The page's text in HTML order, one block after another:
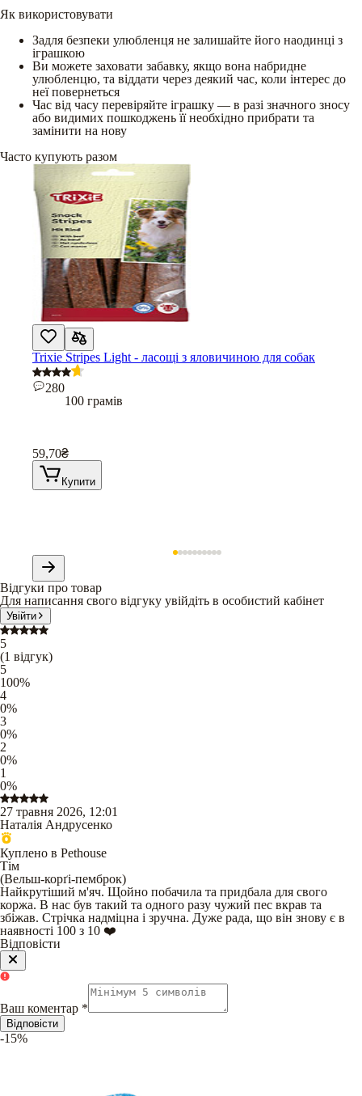
Як використовувати
Задля безпеки улюбленця не залишайте його наодинці з
іграшкою
Ви можете заховати забавку, якщо вона набридне
улюбленцю, та віддати через деякий час, коли інтерес до
неї повернеться
Час від часу перевіряйте іграшку — в разі значного зносу
або видимих пошкоджень її необхідно прибрати та
замінити на нову
Часто купують разом
Trixie Stripes Light - ласощі з яловичиною для собак
280
100 грамів
59,70₴
Купити
Відгуки про товар
Для написання свого відгуку увійдіть в особистий кабінет
Увійти
5
(1 відгук)
5
100%
4
0%
3
0%
2
0%
1
0%
27 травня 2026, 12:01
Наталія Андрусенко
Куплено в Pethouse
Тім
(Вельш-корґі-пемброк)
Найкрутіший м'яч. Щойно побачила та придбала для свого
коржа. В нас був такий та одного разу чужий пес вкрав та
збіжав. Стрічка надміцна і зручна. Дуже рада, що він знову є в
наявності 100 з 10 ❤️
Відповісти
Ваш коментар *
Відповісти
-15%